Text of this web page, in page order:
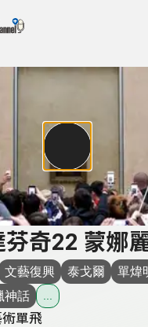
入節目名稱、主持人或
奇22 蒙娜
文藝復興 泰戈爾
單煒
神話
術單飛